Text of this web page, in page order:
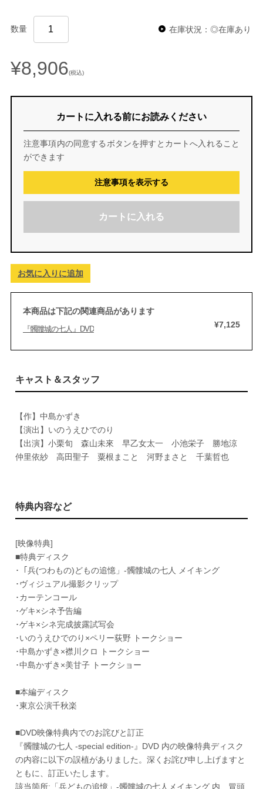
数量 在庫状況：◎在庫あり
¥8,906(税込)
カートに入れる前にお読みください
注意事項内の同意するボタンを押すとカートへ入れること
ができます
注意事項を表示する
カートに入れる
お気に入りに追加
本商品は下記の関連商品があります
『髑髏城の七人』DVD ¥7,125
キャスト＆スタッフ
【作】中島かずき
【演出】いのうえひでのり
【出演】小栗旬 森山未來 早乙女太一 小池栄子 勝地涼
仲里依紗 高田聖子 粟根まこと 河野まさと 千葉哲也
特典内容など
[映像特典]
■特典ディスク
･「兵(つわもの)どもの追憶」-髑髏城の七人 メイキング
･ヴィジュアル撮影クリップ
･カーテンコール
･ゲキ×シネ予告編
･ゲキ×シネ完成披露試写会
･いのうえひでのり×ペリー荻野 トークショー
･中島かずき×襟川クロ トークショー
･中島かずき×美甘子 トークショー
■本編ディスク
･東京公演千秋楽
■DVD映像特典内でのお詫びと訂正
『髑髏城の七人 -special edition-』DVD 内の映像特典ディスク
の内容に以下の誤植がありました。深くお詫び申し上げますと
ともに、訂正いたします。
該当箇所:「兵どもの追憶」-髑髏城の七人メイキング 内、冒頭